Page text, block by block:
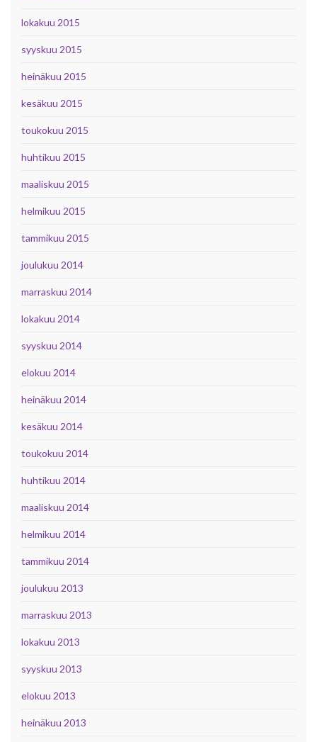
lokakuu 2015
syyskuu 2015
heinäkuu 2015
kesäkuu 2015
toukokuu 2015
huhtikuu 2015
maaliskuu 2015
helmikuu 2015
tammikuu 2015
joulukuu 2014
marraskuu 2014
lokakuu 2014
syyskuu 2014
elokuu 2014
heinäkuu 2014
kesäkuu 2014
toukokuu 2014
huhtikuu 2014
maaliskuu 2014
helmikuu 2014
tammikuu 2014
joulukuu 2013
marraskuu 2013
lokakuu 2013
syyskuu 2013
elokuu 2013
heinäkuu 2013